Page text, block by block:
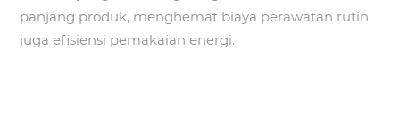
panjang produk, menghemat biaya perawatan rutin
juga efisiensi pemakaian energi.